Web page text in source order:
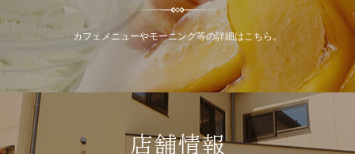
カフェメニューやモーニング等の詳細はこちら。
店舗情報